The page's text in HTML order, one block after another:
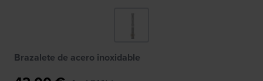
Brazalete de acero inoxidable